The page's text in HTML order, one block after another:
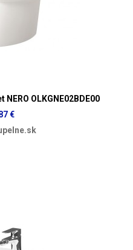
NERO OLKGNE02BDE00
€